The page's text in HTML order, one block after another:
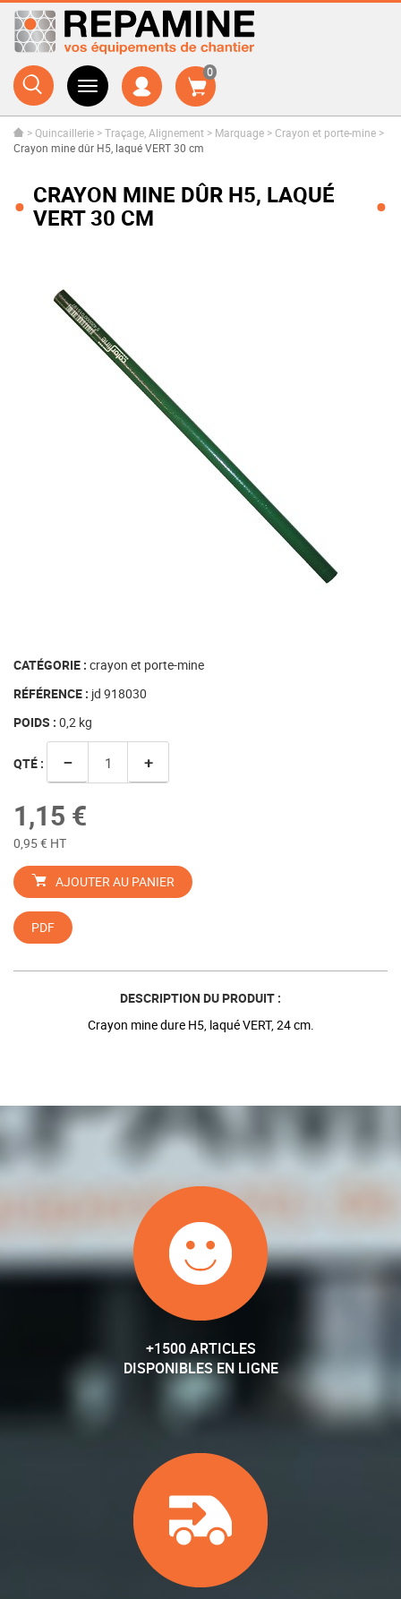
0
>Quincaillerie >Traçage, Alignement > Marquage > Crayon et porte-mine >
Crayon mine dûr H5, laqué VERT 30 cm
CRAYON MINE DÛR H5, LAQUÉ
VERT 30 CM
CATÉGORIE : crayon et porte-mine
RÉFÉRENCE : jd 918030
POIDS : 0,2 kg
QTÉ : − +
1,15 €
0,95 € HT
AJOUTER AU PANIER
PDF
DESCRIPTION DU PRODUIT :
Crayon mine dure H5, laqué VERT, 24 cm.
+1500 ARTICLES
DISPONIBLES EN LIGNE